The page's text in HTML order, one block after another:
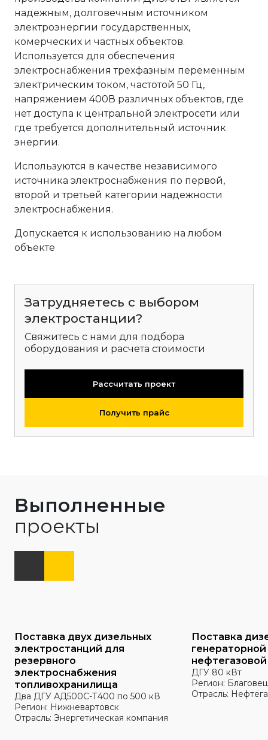
надежным, долговечным источником
электроэнергии государственных,
комерческих и частных объектов.
Используется для обеспечения
электроснабжения трехфазным переменным
электрическим током, частотой 50 Гц,
напряжением 400В различных объектов, где
нет доступа к центральной электросети или
где требуется дополнительный источник
энергии.
Используются в качестве независимого
источника электроснабжения по первой,
второй и третьей категории надежности
электроснабжения.
Допускается к использованию на любом
объекте
Затрудняетесь с выбором
электростанции?
Свяжитесь с нами для подбора
оборудования и расчета стоимости
Рассчитать проект
Получить прайс
Выполненные
проекты
Поставка двух дизельных
электростанций для
резервного
электроснабжения
топливохранилища
Два ДГУ АД500С-Т400 по 500 кВ
Регион: Нижневартовск
Отрасль: Энергетическая компания
Поставка
ДГУ 80 кВт
Регион:
Отрасль: